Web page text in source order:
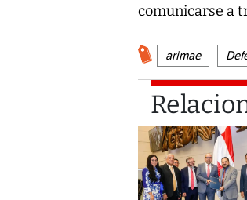
comunicarse a
arimae